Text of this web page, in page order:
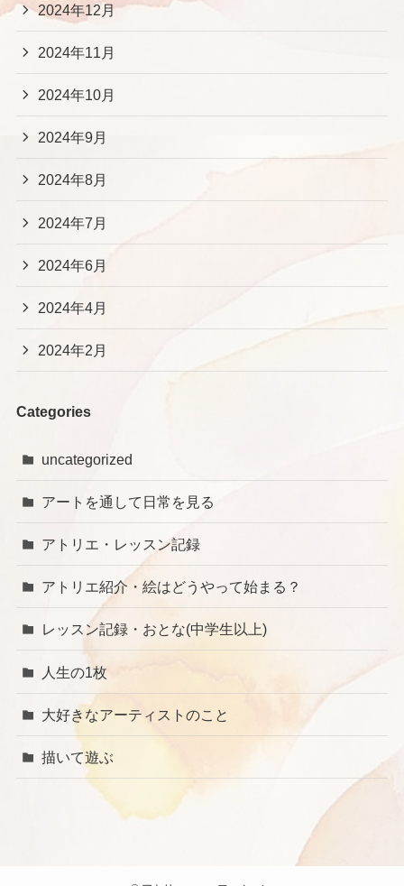
2024年12月
2024年11月
2024年10月
2024年9月
2024年8月
2024年7月
2024年6月
2024年4月
2024年2月
Categories
uncategorized
アートを通して日常を見る
アトリエ・レッスン記録
アトリエ紹介・絵はどうやって始まる？
レッスン記録・おとな(中学生以上)
人生の1枚
大好きなアーティストのこと
描いて遊ぶ